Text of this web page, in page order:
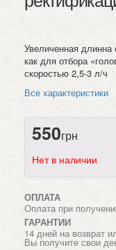
Увеличенная длинна
как для отбора
скоростью 2,5-3 л/ч
Все характеристики
550грн
Нет в наличии
ОПЛАТА
Оплата при
ГАРАНТИИ
14 дней на возврат
Вы получите свои